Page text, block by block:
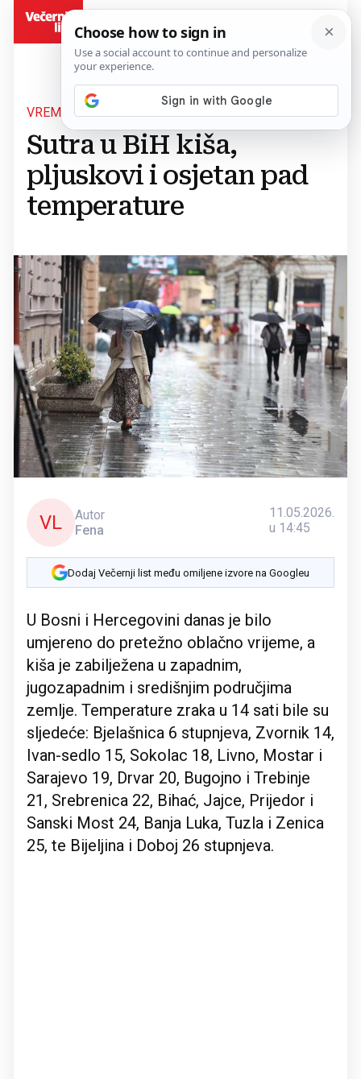
VREMENSKA PROGNOZA
Sutra u BiH kiša,
pljuskovi i osjetan pad
temperature
VL
Autor
Fena
11.05.2026.
u 14:45
Dodaj Večernji list među omiljene izvore na Googleu
U Bosni i Hercegovini danas je bilo
umjereno do pretežno oblačno vrijeme, a
kiša je zabilježena u zapadnim,
jugozapadnim i središnjim područjima
zemlje. Temperature zraka u 14 sati bile su
sljedeće: Bjelašnica 6 stupnjeva, Zvornik 14,
Ivan-sedlo 15, Sokolac 18, Livno, Mostar i
Sarajevo 19, Drvar 20, Bugojno i Trebinje
21, Srebrenica 22, Bihać, Jajce, Prijedor i
Sanski Most 24, Banja Luka, Tuzla i Zenica
25, te Bijeljina i Doboj 26 stupnjeva.